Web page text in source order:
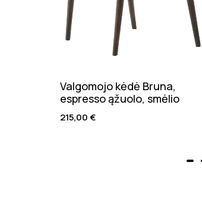
Valgomojo kėdė Bruna,
espresso ąžuolo, smėlio
215,00€